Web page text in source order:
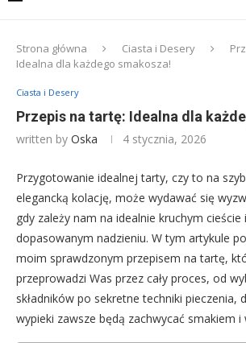
Strona główna Ciasta i Desery
Idealna dla każdego smakosza!
Ciasta i Desery
Przepis na tartę: Idealna dla
written by Oska 4 stycznia, 2026
Przygotowanie idealnej tarty, czy to na
elegancką kolację, może wydawać się
gdy zależy nam na idealnie kruchym cieście
dopasowanym nadzieniu. W tym artykule
moim sprawdzonym przepisem na tartę,
przeprowadzi Was przez cały proces, od
składników po sekretne techniki pieczenia,
wypieki zawsze będą zachwycać smakiem i